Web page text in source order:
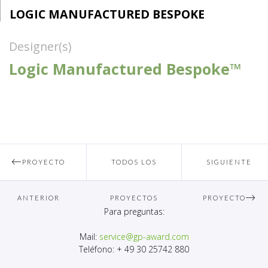
LOGIC MANUFACTURED BESPOKE
Designer(s)
Logic Manufactured Bespoke™
PROYECTO
ANTERIOR
TODOS LOS
PROYECTOS
SIGUIENTE
PROYECTO
Para preguntas:
Mail: service@gp-award.com
Teléfono: + 49 30 25742 880